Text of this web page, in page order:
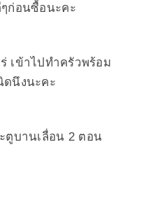
ก่อนซื้อนะคะ
เข้าไปทำครัวพร้อม
ดนึงนะคะ
ตูบานเลื่อน 2 ตอน